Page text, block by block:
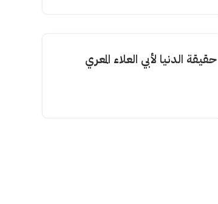
حقيقة الدنيا لأبي العلاء المعري